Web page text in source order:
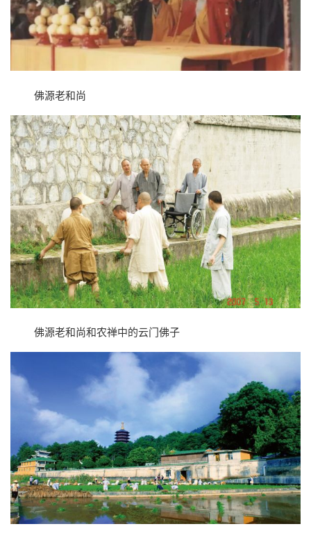
佛源老和尚
佛源老和尚和农禅中的云门佛子